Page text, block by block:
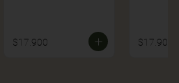
$17.900 $17.900